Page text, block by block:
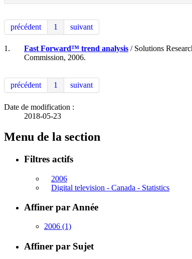
précédent 1 suivant
1. Fast Forward™ trend analysis / Solutions
Commission, 2006.
précédent 1 suivant
Date de modification :
2018-05-23
Menu de la section
Filtres actifs
2006
Digital television - Canada - Statistics
Affiner par Année
2006 (1)
Affiner par Sujet